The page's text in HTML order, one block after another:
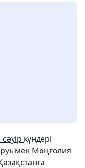
күндері
Моңғолия